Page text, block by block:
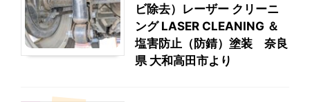
ビ除去）レーザー クリーニ
ング LASER CLEANING ＆
塩害防止（防錆）塗装 奈良
県 大和高田市より